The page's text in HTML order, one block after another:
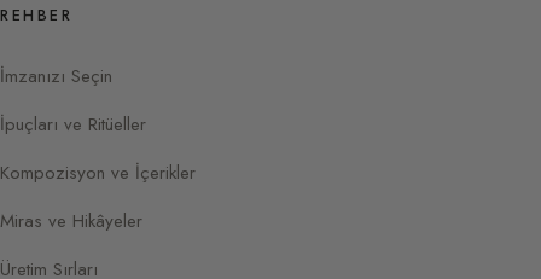
REHBER
İmzanızı Seçin
İpuçları ve Ritüeller
Kompozisyon ve İçerikler
Miras ve Hikâyeler
Üretim Sırları